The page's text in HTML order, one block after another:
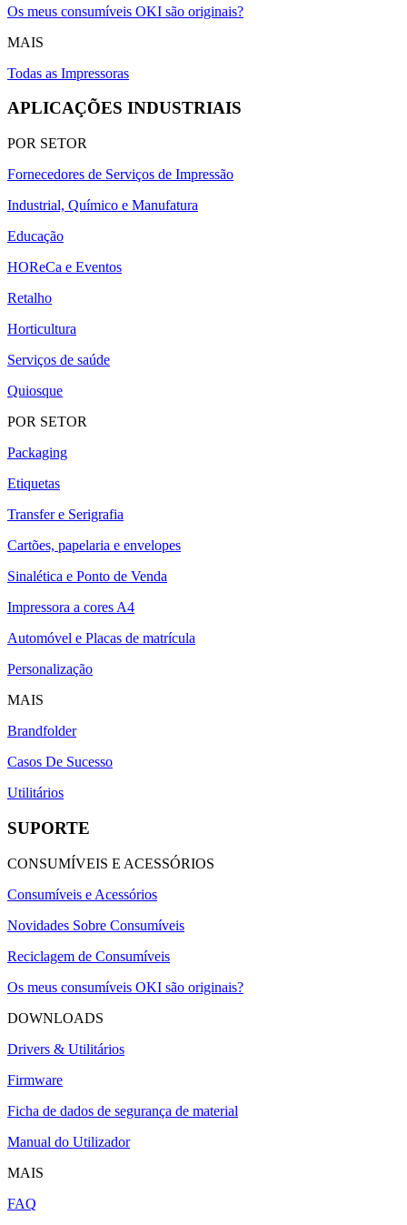
Os meus consumíveis OKI são originais?
MAIS
Todas as Impressoras
APLICAÇÕES INDUSTRIAIS
POR SETOR
Fornecedores de Serviços de Impressão
Industrial, Químico e Manufatura
Educação
HOReCa e Eventos
Retalho
Horticultura
Serviços de saúde
Quiosque
POR SETOR
Packaging
Etiquetas
Transfer e Serigrafia
Cartões, papelaria e envelopes
Sinalética e Ponto de Venda
Impressora a cores A4
Automóvel e Placas de matrícula
Personalização
MAIS
Brandfolder
Casos De Sucesso
Utilitários
SUPORTE
CONSUMÍVEIS E ACESSÓRIOS
Consumíveis e Acessórios
Novidades Sobre Consumíveis
Reciclagem de Consumíveis
Os meus consumíveis OKI são originais?
DOWNLOADS
Drivers & Utilitários
Firmware
Ficha de dados de segurança de material
Manual do Utilizador
MAIS
FAQ